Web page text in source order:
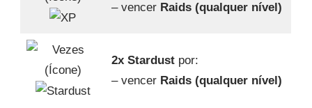
– vencer Raids (qualquer nível)
2x Stardust por:
– vencer Raids (qualquer nível)